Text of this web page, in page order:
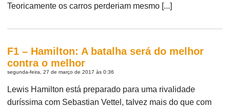
Teoricamente os carros perderiam mesmo [...]
F1 – Hamilton: A batalha será do melhor
contra o melhor
segunda-feira, 27 de março de 2017 às 0:36
Lewis Hamilton está preparado para uma rivalidade
duríssima com Sebastian Vettel, talvez mais do que com